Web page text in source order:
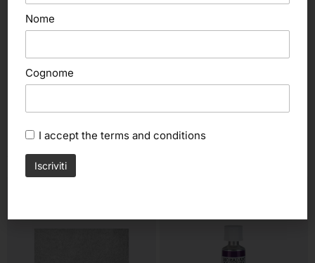
altri nostri prodotti
Nome
Cognome
I accept the terms and conditions